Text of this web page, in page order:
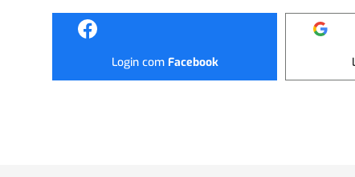
Login com Facebook